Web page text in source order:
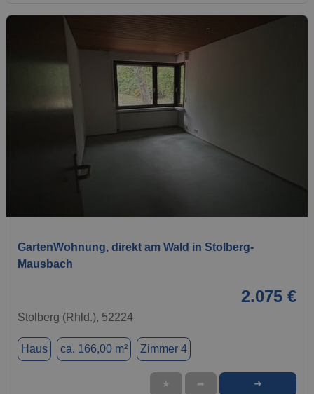
GartenWohnung, direkt am Wald in Stolberg-
Mausbach
2.075 €
Stolberg (Rhld.), 52224
Haus ca. 166,00 m² Zimmer 4
★ ➦ ➜